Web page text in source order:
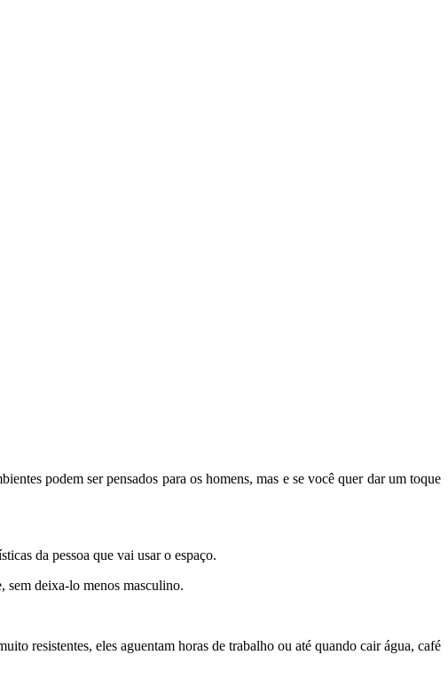
podem ser pensados para os homens, mas e se você quer dar um toque
da pessoa que vai usar o espaço.
sem deixa-lo menos masculino.
resistentes, eles aguentam horas de trabalho ou até quando cair água, café